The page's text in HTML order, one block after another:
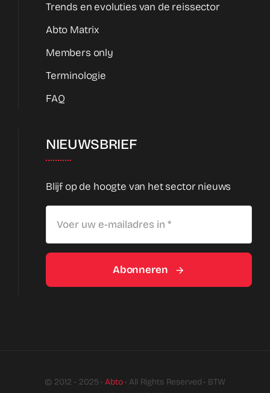
Trends en evoluties van de reissector
Abto Matrix
Members only
Terminologie
FAQ
NIEUWSBRIEF
Blijf op de hoogte van het sector nieuws
Abonneren
© 2012 - 2025 •Abto• All Rights Reserved • BTW